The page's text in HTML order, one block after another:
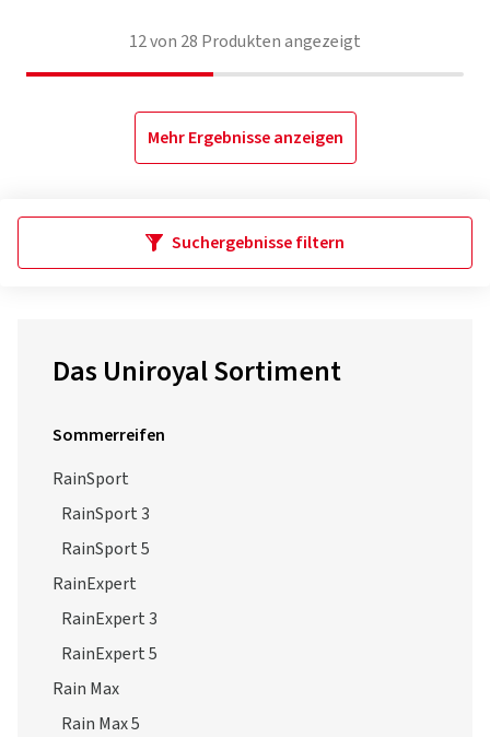
12von 28 Produkten angezeigt
Mehr Ergebnisse anzeigen
Suchergebnisse filtern
Das Uniroyal Sortiment
Sommerreifen
RainSport
RainSport 3
RainSport 5
RainExpert
RainExpert 3
RainExpert 5
Rain Max
Rain Max 5